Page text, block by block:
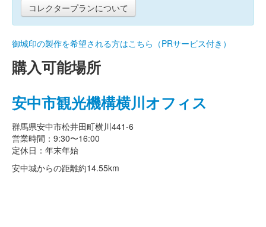
コレクタープランについて
御城印の製作を希望される方はこちら（PRサービス付き）
購入可能場所
安中市観光機構横川オフィス
群馬県安中市松井田町横川441-6
営業時間：9:30〜16:00
定休日：年末年始
安中城からの距離約14.55km